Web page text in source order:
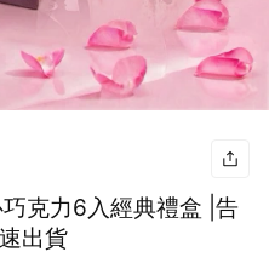
克力6入經典禮盒 |告
出貨